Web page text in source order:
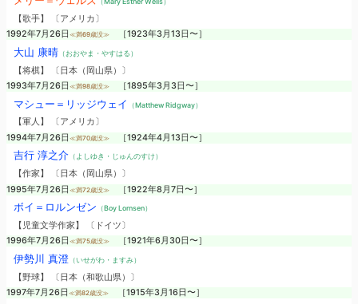
【歌手】 〔アメリカ〕
1992年7月26日 ≪満69歳没≫ ［1923年3月13日〜］
大山 康晴（おおやま・やすはる）
【将棋】 〔日本（岡山県）〕
1993年7月26日 ≪満98歳没≫ ［1895年3月3日〜］
マシュー＝リッジウェイ （Matthew Ridgway）
【軍人】 〔アメリカ〕
1994年7月26日 ≪満70歳没≫ ［1924年4月13日〜］
吉行 淳之介（よしゆき・じゅんのすけ）
【作家】 〔日本（岡山県）〕
1995年7月26日 ≪満72歳没≫ ［1922年8月7日〜］
ボイ＝ロルンゼン （Boy Lornsen）
【児童文学作家】 〔ドイツ〕
1996年7月26日 ≪満75歳没≫ ［1921年6月30日〜］
伊勢川 真澄（いせがわ・ますみ）
【野球】 〔日本（和歌山県）〕
1997年7月26日 ≪満82歳没≫ ［1915年3月16日〜］